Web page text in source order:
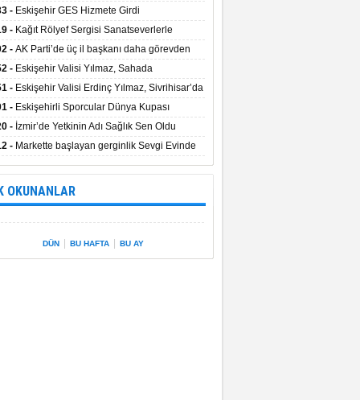
- Eskişehir GES Hizmete Girdi
- Kağıt Rölyef Sergisi Sanatseverlerle
- AK Parti’de üç il başkanı daha görevden
- Eskişehir Valisi Yılmaz, Sahada
Bulundu
- Eskişehir Valisi Erdinç Yılmaz, Sivrihisar’da
- Eskişehirli Sporcular Dünya Kupası
Vali Yılmaz’la Paylaştı
- İzmir’de Yetkinin Adı Sağlık Sen Oldu
- Markette başlayan gerginlik Sevgi Evinde
OKUNANLAR
DÜN BU HAFTA BU AY